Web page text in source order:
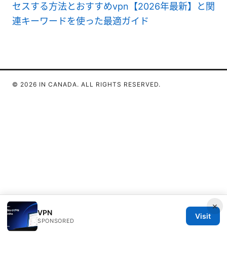
セスする方法とおすすめvpn【2026年最新】と関
連キーワードを使った最適ガイド
×
VPN
SPONSORED
Visit
© 2026 IN CANADA. ALL RIGHTS RESERVED.